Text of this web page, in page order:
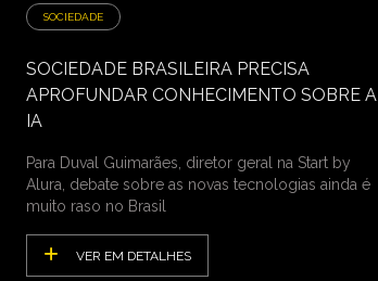
SOCIEDADE
SOCIEDADE BRASILEIRA PRECISA
APROFUNDAR CONHECIMENTO SOBRE A
IA
Para Duval Guimarães, diretor geral na Start by
Alura, debate sobre as novas tecnologias ainda é
muito raso no Brasil
VER EM DETALHES